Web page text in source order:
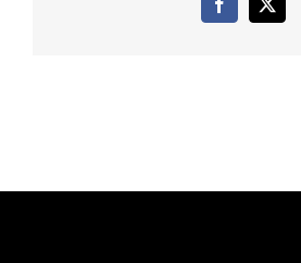
Kontakt Invictus Fightwear
Facebook
X